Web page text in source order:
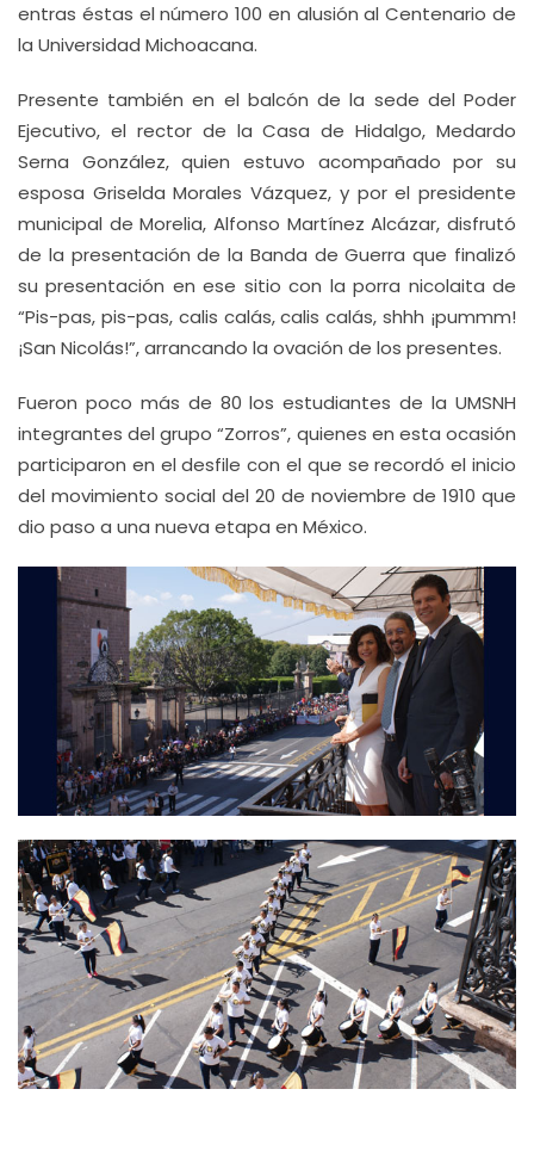
entras éstas el número 100 en alusión al Centenario de
la Universidad Michoacana.
Presente también en el balcón de la sede del Poder
Ejecutivo, el rector de la Casa de Hidalgo, Medardo
Serna González, quien estuvo acompañado por su
esposa Griselda Morales Vázquez, y por el presidente
municipal de Morelia, Alfonso Martínez Alcázar, disfrutó
de la presentación de la Banda de Guerra que finalizó
su presentación en ese sitio con la porra nicolaita de
“Pis-pas, pis-pas, calis calás, calis calás, shhh ¡pummm!
¡San Nicolás!”, arrancando la ovación de los presentes.
Fueron poco más de 80 los estudiantes de la UMSNH
integrantes del grupo “Zorros”, quienes en esta ocasión
participaron en el desfile con el que se recordó el inicio
del movimiento social del 20 de noviembre de 1910 que
dio paso a una nueva etapa en México.